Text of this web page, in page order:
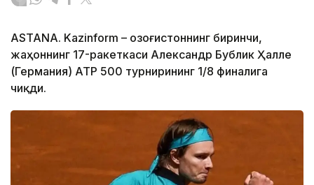
ASTANA. Kazinform – Қозоғистоннинг биринчи,
жаҳоннинг 17-ракеткаси Александр Бублик Ҳалле
(Германия) АТР 500 турнирининг 1/8 финалига
чиқди.